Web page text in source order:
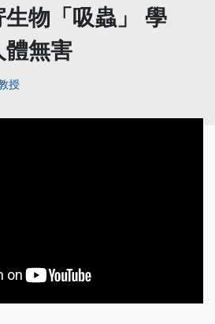
物「吸蟲」 學
體無害
授